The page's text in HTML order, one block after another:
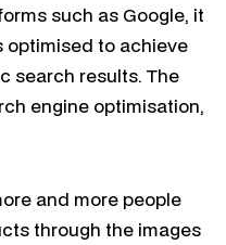
such as Google, it
optimised to achieve
search results. The
engine optimisation,
and more people
through the images